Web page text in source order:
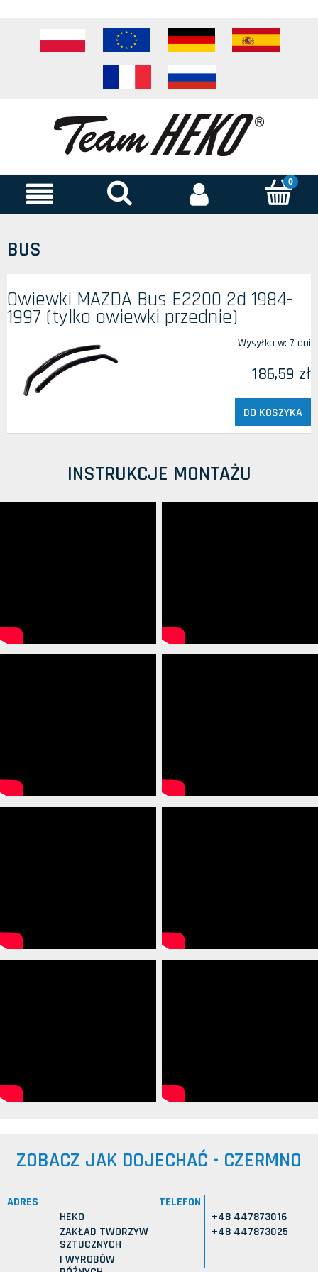
BUS
Owiewki MAZDA Bus E2200 2d 1984-
1997 (tylko owiewki przednie)
Wysyłka w: 7 dni
186,59 zł
DO KOSZYKA
INSTRUKCJE MONTAŻU
ZOBACZ JAK DOJECHAĆ - CZERMNO
ADRES
HEKO
ZAKŁAD TWORZYW
SZTUCZNYCH
I WYROBÓW
TELEFON
+48 447873016
+48 447873025